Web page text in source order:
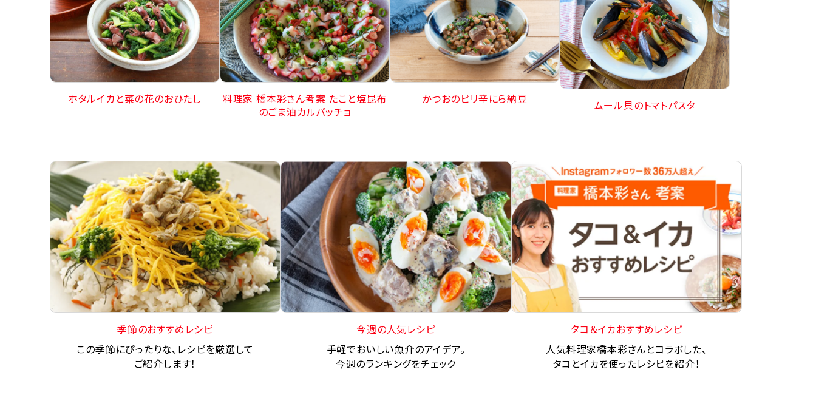
ホタルイカと菜の花のおひたし
料理家 橋本彩さん考案 たこと塩昆布
のごま油カルパッチョ
かつおのピリ辛にら納豆 ムール貝のトマトパスタ
季節のおすすめレシピ
この季節にぴったりな、レシピを厳選して
ご紹介します！
今週の人気レシピ
手軽でおいしい魚介のアイデア。
今週のランキングをチェック
タコ＆イカおすすめレシピ
人気料理家橋本彩さんとコラボした、
タコとイカを使ったレシピを紹介！